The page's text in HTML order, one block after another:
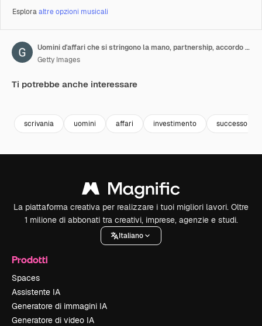
Esploraaltre opzioni musicali
Uomini d'affari che si stringono la mano, partnership, accordo di successo dopo un incontro, concetto di cooperazione aziendale
Getty Images
Ti potrebbe anche interessare
scrivania uomini affari investimento successo
La piattaforma creativa per realizzare i tuoi migliori lavori. Oltre
1 milione di abbonati tra creativi, imprese, agenzie e studi.
Italiano
Prodotti
Spaces
Assistente IA
Generatore di immagini IA
Generatore di video IA